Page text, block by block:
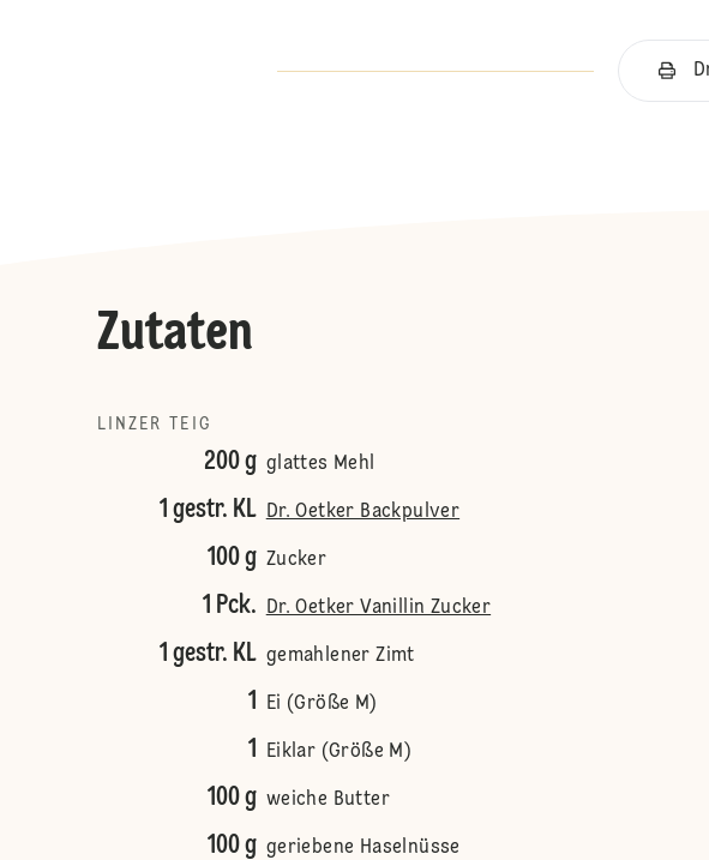
Zutaten
LINZER TEIG
200 g glattes Mehl
1 gestr. KL Dr. Oetker Backpulver
100 g Zucker
1 Pck. Dr. Oetker Vanillin Zucker
1 gestr. KL gemahlener Zimt
1 Ei (Größe M)
1 Eiklar (Größe M)
100 g weiche Butter
100 g geriebene Haselnüsse